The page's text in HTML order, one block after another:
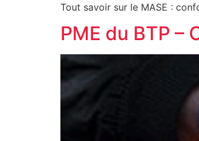
Tout savoir sur le MASE :
PME du BTP –